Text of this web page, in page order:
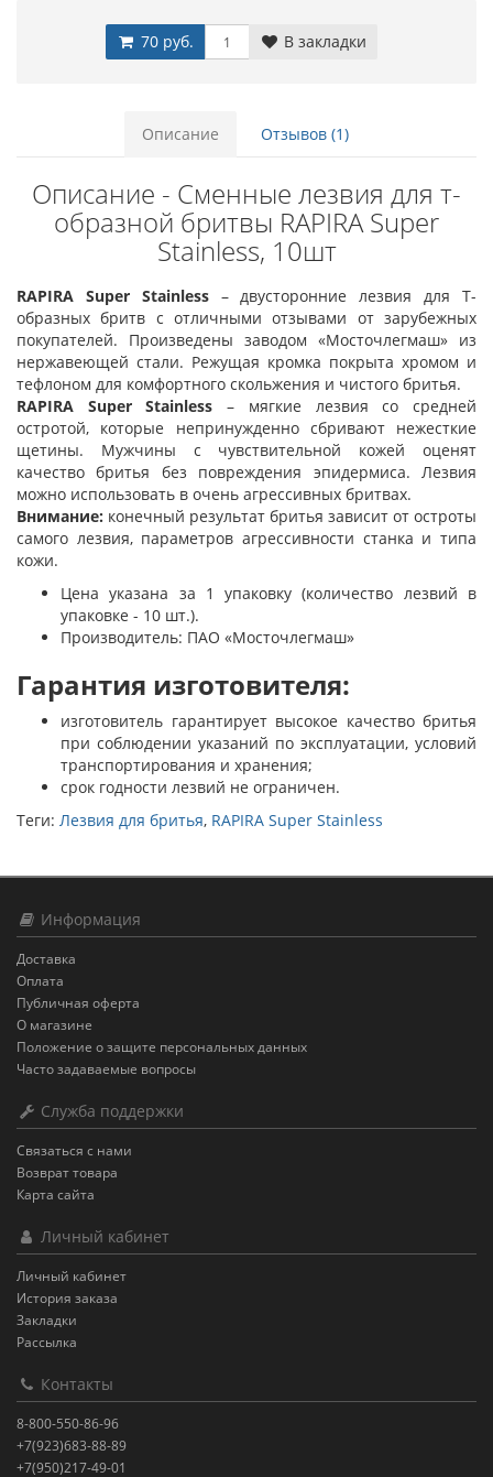
70 руб. В закладки
Описание Отзывов (1)
Описание - Сменные лезвия для т-
образной бритвы RAPIRA Super
Stainless, 10шт
RAPIRA Super Stainless– двусторонние лезвия для T-
образных бритв с отличными отзывами от зарубежных
покупателей. Произведены заводом «Мосточлегмаш» из
нержавеющей стали. Режущая кромка покрыта хромом и
тефлоном для комфортного скольжения и чистого бритья.
RAPIRA Super Stainless – мягкие лезвия со средней
остротой, которые непринужденно сбривают нежесткие
щетины. Мужчины с чувствительной кожей оценят
качество бритья без повреждения эпидермиса. Лезвия
можно использовать в очень агрессивных бритвах.
Внимание: конечный результат бритья зависит от остроты
самого лезвия, параметров агрессивности станка и типа
кожи.
Цена указана за 1 упаковку (количество лезвий в
упаковке - 10 шт.).
Производитель: ПАО «Мосточлегмаш»
Гарантия изготовителя:
изготовитель гарантирует высокое качество бритья
при соблюдении указаний по эксплуатации, условий
транспортирования и хранения;
срок годности лезвий не ограничен.
Теги: Лезвия для бритья, RAPIRA Super Stainless
Информация
Доставка
Оплата
Публичная оферта
О магазине
Положение о защите персональных данных
Часто задаваемые вопросы
Служба поддержки
Связаться с нами
Возврат товара
Карта сайта
Личный кабинет
Личный кабинет
История заказа
Закладки
Рассылка
Контакты
8-800-550-86-96
+7(923)683-88-89
+7(950)217-49-01